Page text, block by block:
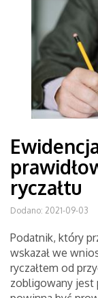
ryczałtu
Dodano: 2021-09-03
Podatnik, który
wskazał we
ryczałtem od
zobligowany jest